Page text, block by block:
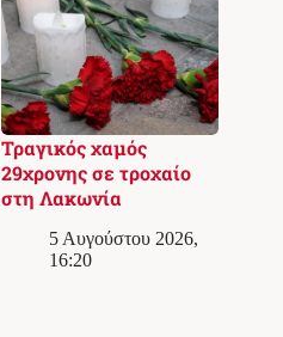
Τραγικός χαμός
29χρονης σε τροχαίο
στη Λακωνία
5 Αυγούστου 2026,
16:20